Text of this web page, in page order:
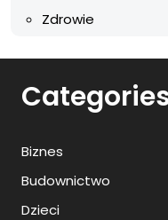
Zdrowie
Biznes
Budownictwo
Dzieci